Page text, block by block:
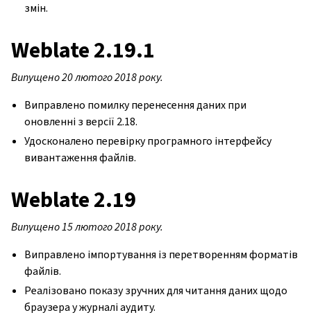
змін.
Weblate 2.19.1
Випущено 20 лютого 2018 року.
Виправлено помилку перенесення даних при
оновленні з версії 2.18.
Удосконалено перевірку програмного інтерфейсу
вивантаження файлів.
Weblate 2.19
Випущено 15 лютого 2018 року.
Виправлено імпортування із перетворенням форматів
файлів.
Реалізовано показу зручних для читання даних щодо
браузера у журналі аудиту.